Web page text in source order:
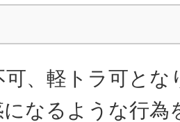
可、軽トラ可とな
になるような行